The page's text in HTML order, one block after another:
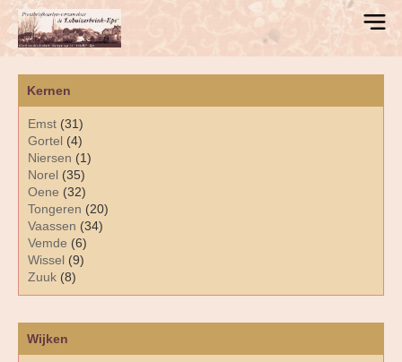
Kernen
Emst (31)
Gortel (4)
Niersen (1)
Norel (35)
Oene (32)
Tongeren (20)
Vaassen (34)
Vemde (6)
Wissel (9)
Zuuk (8)
Wijken